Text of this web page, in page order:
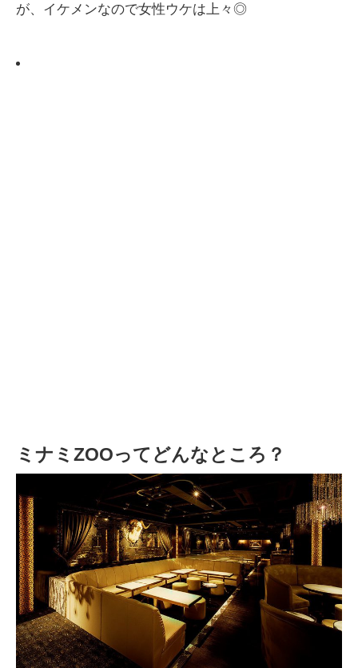
が、イケメンなので女性ウケは上々◎
ミナミZOOってどんなところ？